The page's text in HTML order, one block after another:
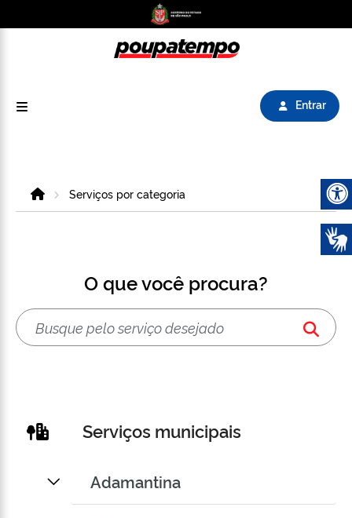
Entrar
HomeServiços por categoria
O que você procura?
Serviços municipais
Adamantina